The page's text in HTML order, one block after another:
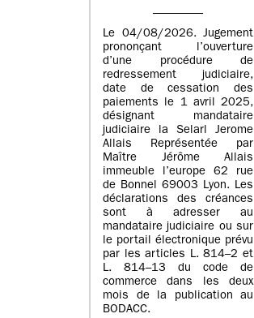
Le 04/08/2026. Jugement
prononçant l’ouverture
d’une procédure de
redressement judiciaire,
date de cessation des
paiements le 1 avril 2025,
désignant mandataire
judiciaire la Selarl Jerome
Allais Représentée par
Maître Jérôme Allais
immeuble l’europe 62 rue
de Bonnel 69003 Lyon. Les
déclarations des créances
sont à adresser au
mandataire judiciaire ou sur
le portail électronique prévu
par les articles L. 814–2 et
L. 814–13 du code de
commerce dans les deux
mois de la publication au
BODACC.